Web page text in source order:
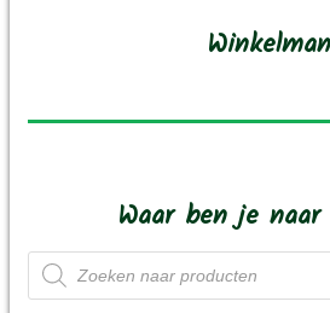
worden
productpagina
Waar ben je
Producten
zoeken